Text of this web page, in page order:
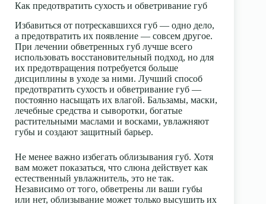
Как предотвратить сухость и обветривание губ
Избавиться от потрескавшихся губ — одно дело,
а предотвратить их появление — совсем другое.
При лечении обветренных губ лучше всего
использовать восстановительный подход, но для
их предотвращения потребуется больше
дисциплины в уходе за ними. Лучший способ
предотвратить сухость и обветривание губ —
постоянно насыщать их влагой. Бальзамы, маски,
лечебные средства и сыворотки, богатые
растительными маслами и восками, увлажняют
губы и создают защитный барьер.
Не менее важно избегать облизывания губ. Хотя
вам может показаться, что слюна действует как
естественный увлажнитель, это не так.
Независимо от того, обветрены ли ваши губы
или нет, облизывание может только высушить их